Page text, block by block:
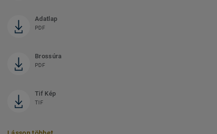
Adatlap
PDF
Brossúra
PDF
Tif Kép
TIF